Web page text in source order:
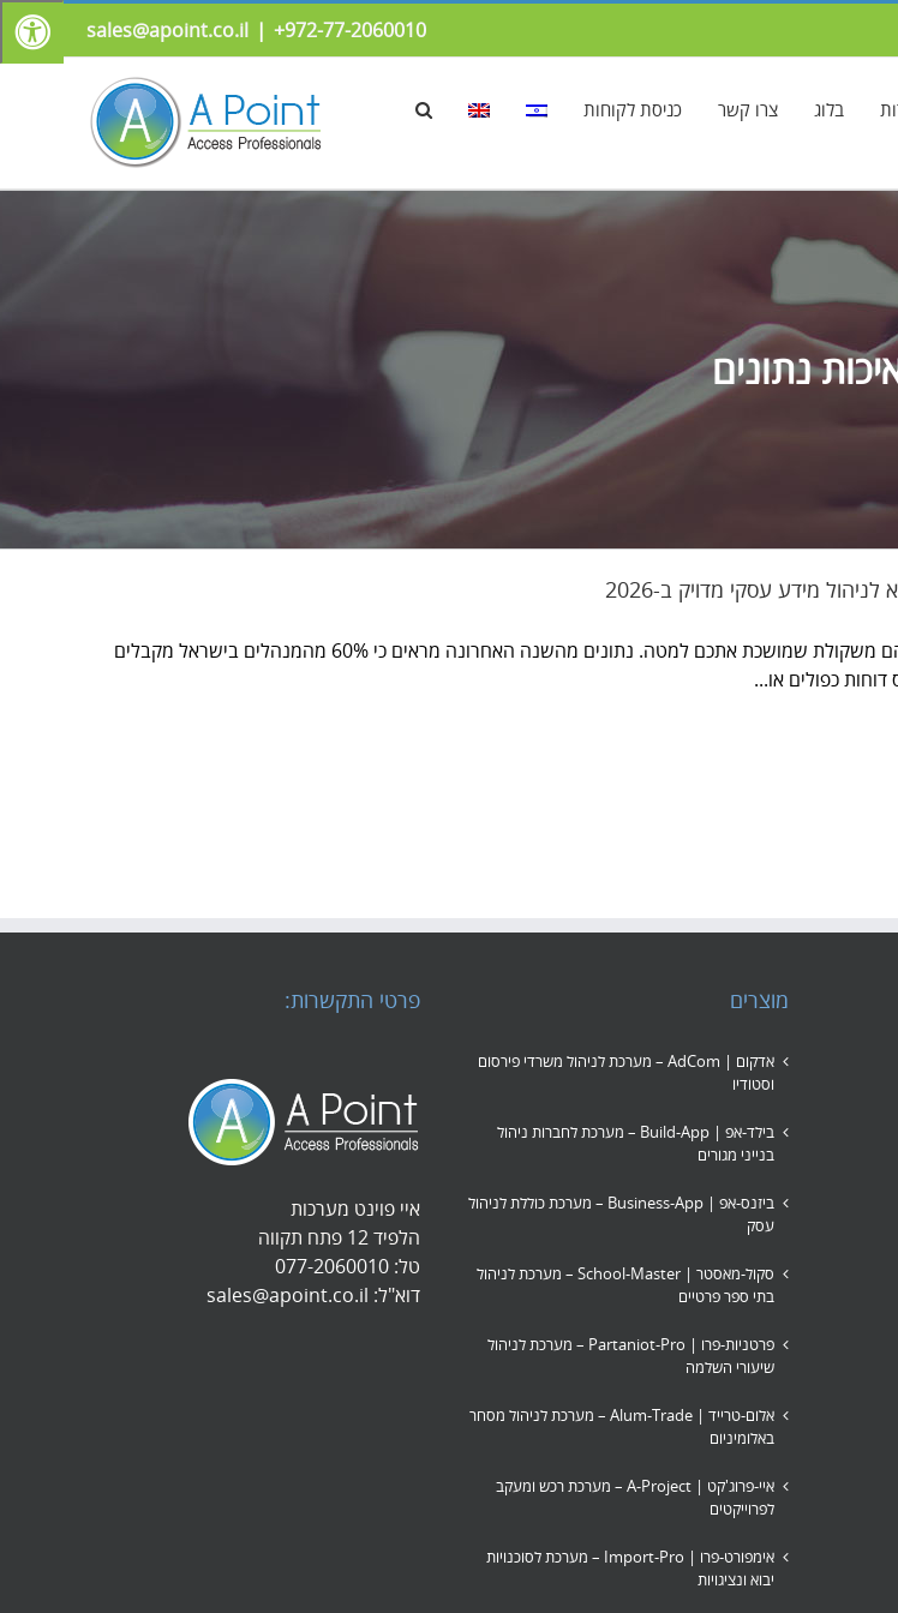
972-77-2060010+
|
sales@apoint.co.il
בלוג צרו קשר כניסת לקוחות
נתונים
מידע עסקי מדויק ב-2026
הנתונים שלכם הם לא נכס; הם משקולת שמושכת אתכם למטה. נתונים מהשנה האחרונה מראים כי 60% מהמנהלים בישראל מקבלים
כפולים או...
מוצרים
אדקום | AdCom – מערכת לניהול משרדי פירסום
וסטודיו
בילד-אפ | Build-App – מערכת לחברות ניהול
בנייני מגורים
ביזנס-אפ | Business-App – מערכת כוללת לניהול
עסק
סקול-מאסטר | School-Master – מערכת לניהול
בתי ספר פרטיים
פרטניות-פרו | Partaniot-Pro – מערכת לניהול
שיעורי השלמה
אלום-טרייד | Alum-Trade – מערכת לניהול מסחר
באלומיניום
איי-פרוג'קט | A-Project – מערכת רכש ומעקב
לפרוייקטים
אימפורט-פרו | Import-Pro – מערכת לסוכנויות
יבוא ונציגויות
פרטי התקשרות:
איי פוינט מערכות
הלפיד 12 פתח תקווה
טל:077-2060010
דוא"ל: sales@apoint.co.il